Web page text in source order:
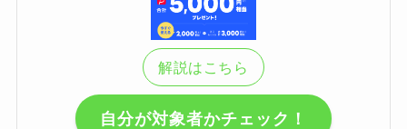
解説はこちら
自分が対象者かチェック！